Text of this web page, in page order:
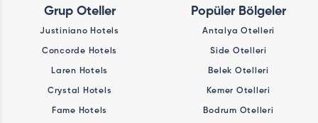
Grup Oteller
Justiniano Hotels
Concorde Hotels
Laren Hotels
Crystal Hotels
Fame Hotels
Popüler Bölgeler
Antalya Otelleri
Side Otelleri
Belek Otelleri
Kemer Otelleri
Bodrum Otelleri